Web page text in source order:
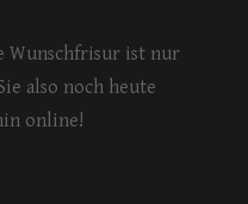
Wunschfrisur ist nur
also noch heute
online!